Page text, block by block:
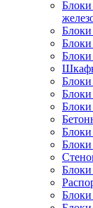
Блоки
Блоки
Блоки
Блоки
Блоки
Блоки
Блоки